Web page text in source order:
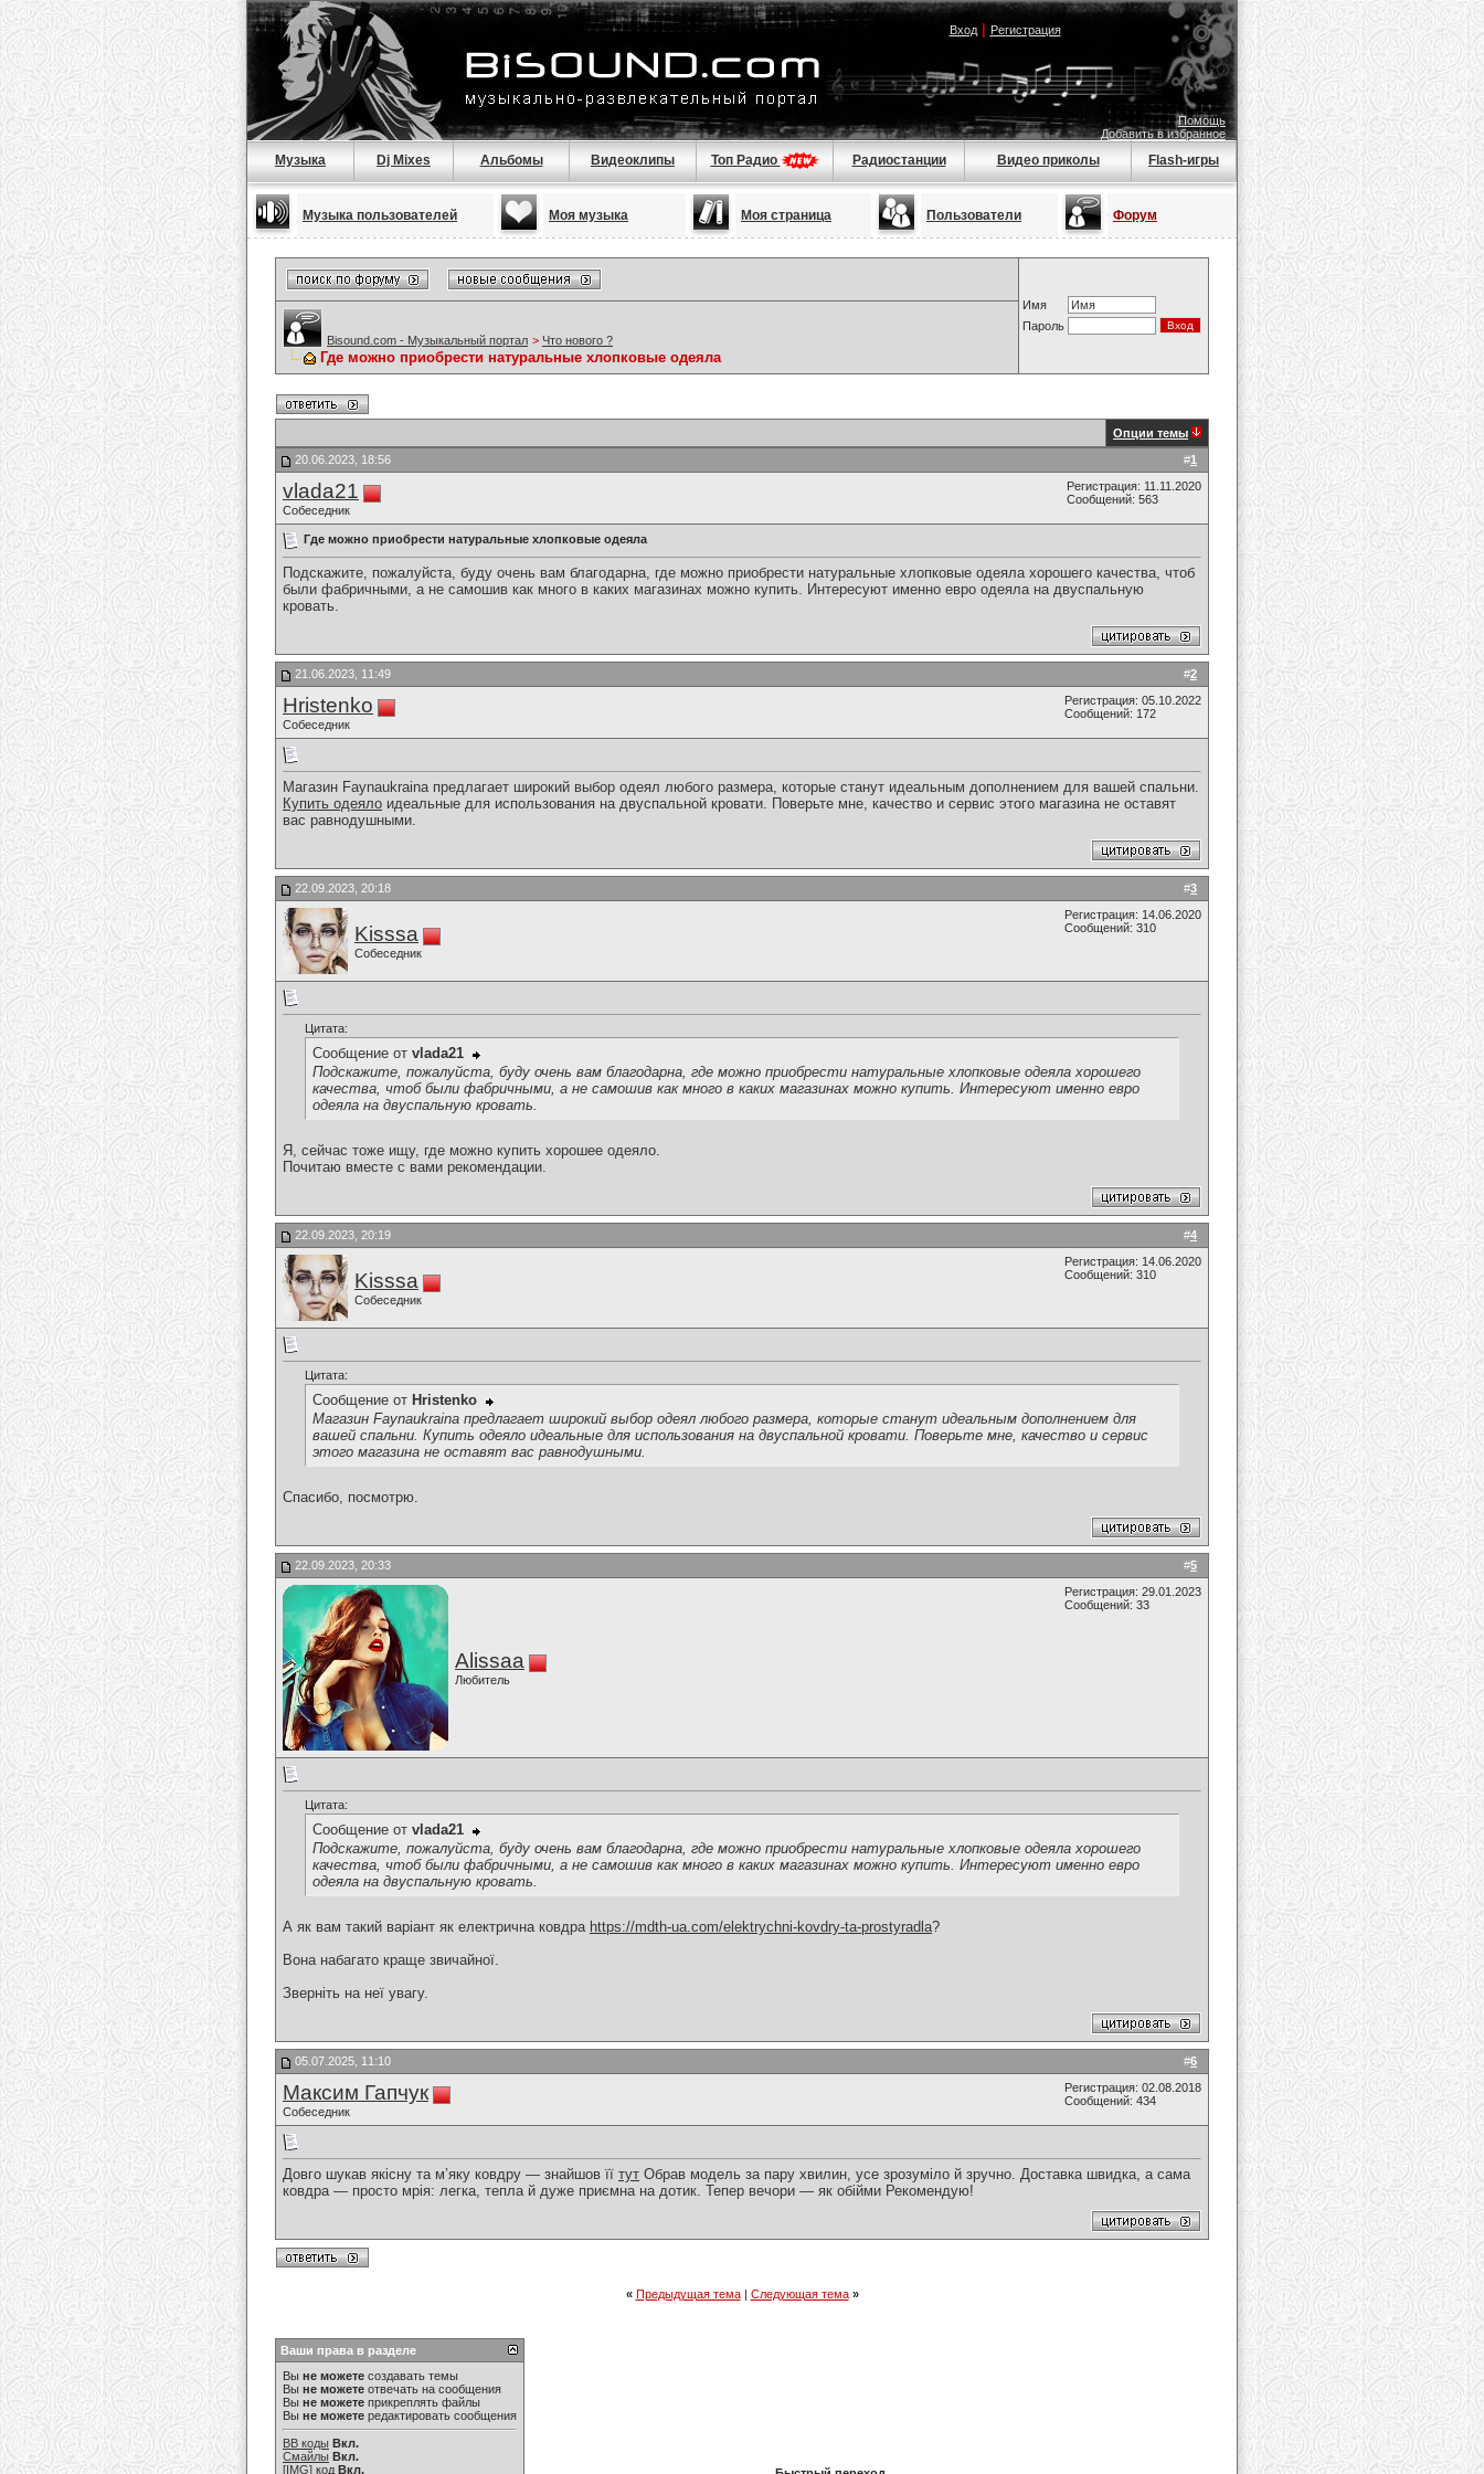
Вход| Регистрация
Помощь
Добавить в избранное
Музыка Dj Mixes Альбомы Видеоклипы Топ Радио Радиостанции Видео приколы Flash-игры
Музыка пользователей Моя музыка Моя страница Пользователи Форум
Имя
Пароль
Bisound.com - Музыкальный портал > Что нового ?
Где можно приобрести натуральные хлопковые одеяла
Опции темы
#1
20.06.2023, 18:56
vlada21
Собеседник
Регистрация: 11.11.2020
Сообщений: 563
Где можно приобрести натуральные хлопковые одеяла
Подскажите, пожалуйста, буду очень вам благодарна, где можно приобрести натуральные хлопковые одеяла хорошего качества, чтоб
были фабричными, а не самошив как много в каких магазинах можно купить. Интересуют именно евро одеяла на двуспальную
кровать.
#2
21.06.2023, 11:49
Hristenko
Собеседник
Регистрация: 05.10.2022
Сообщений: 172
Магазин Faynaukraina предлагает широкий выбор одеял любого размера, которые станут идеальным дополнением для вашей спальни.
Купить одеяло идеальные для использования на двуспальной кровати. Поверьте мне, качество и сервис этого магазина не оставят
вас равнодушными.
#3
22.09.2023, 20:18
Kisssa
Собеседник
Регистрация: 14.06.2020
Сообщений: 310
Цитата:
Сообщение от vlada21
Подскажите, пожалуйста, буду очень вам благодарна, где можно приобрести натуральные хлопковые одеяла хорошего
качества, чтоб были фабричными, а не самошив как много в каких магазинах можно купить. Интересуют именно евро
одеяла на двуспальную кровать.
Я, сейчас тоже ищу, где можно купить хорошее одеяло.
Почитаю вместе с вами рекомендации.
#4
22.09.2023, 20:19
Kisssa
Собеседник
Регистрация: 14.06.2020
Сообщений: 310
Цитата:
Сообщение от Hristenko
Магазин Faynaukraina предлагает широкий выбор одеял любого размера, которые станут идеальным дополнением для
вашей спальни. Купить одеяло идеальные для использования на двуспальной кровати. Поверьте мне, качество и сервис
этого магазина не оставят вас равнодушными.
Спасибо, посмотрю.
#5
22.09.2023, 20:33
Alissaa
Любитель
Регистрация: 29.01.2023
Сообщений: 33
Цитата:
Сообщение от vlada21
Подскажите, пожалуйста, буду очень вам благодарна, где можно приобрести натуральные хлопковые одеяла хорошего
качества, чтоб были фабричными, а не самошив как много в каких магазинах можно купить. Интересуют именно евро
одеяла на двуспальную кровать.
А як вам такий варіант як електрична ковдра https://mdth-ua.com/elektrychni-kovdry-ta-prostyradla?
Вона набагато краще звичайної.
Зверніть на неї увагу.
#6
05.07.2025, 11:10
Максим Гапчук
Собеседник
Регистрация: 02.08.2018
Сообщений: 434
Довго шукав якісну та м’яку ковдру — знайшов її тут Обрав модель за пару хвилин, усе зрозуміло й зручно. Доставка швидка, а сама
ковдра — просто мрія: легка, тепла й дуже приємна на дотик. Тепер вечори — як обійми Рекомендую!
« Предыдущая тема| Следующая тема »
Ваши права в разделе
Вы не можете создавать темы
Вы не можете отвечать на сообщения
Вы не можете прикреплять файлы
Вы не можете редактировать сообщения
BB коды Вкл.
Смайлы Вкл.
[IMG] код Вкл.